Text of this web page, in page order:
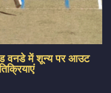
वनडे में शून्य पर आउट